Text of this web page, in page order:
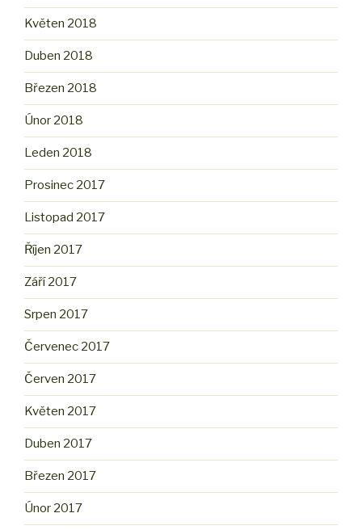
Květen 2018
Duben 2018
Březen 2018
Únor 2018
Leden 2018
Prosinec 2017
Listopad 2017
Říjen 2017
Září 2017
Srpen 2017
Červenec 2017
Červen 2017
Květen 2017
Duben 2017
Březen 2017
Únor 2017